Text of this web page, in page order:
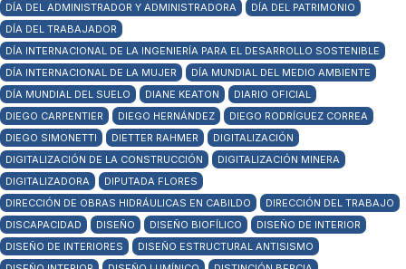
DÍA DEL ADMINISTRADOR Y ADMINISTRADORA
DÍA DEL PATRIMONIO
DÍA DEL TRABAJADOR
DÍA INTERNACIONAL DE LA INGENIERÍA PARA EL DESARROLLO SOSTENIBLE
DÍA INTERNACIONAL DE LA MUJER
DÍA MUNDIAL DEL MEDIO AMBIENTE
DÍA MUNDIAL DEL SUELO
DIANE KEATON
DIARIO OFICIAL
DIEGO CARPENTIER
DIEGO HERNÁNDEZ
DIEGO RODRÍGUEZ CORREA
DIEGO SIMONETTI
DIETTER RAHMER
DIGITALIZACIÓN
DIGITALIZACIÓN DE LA CONSTRUCCIÓN
DIGITALIZACIÓN MINERA
DIGITALIZADORA
DIPUTADA FLORES
DIRECCIÓN DE OBRAS HIDRÁULICAS EN CABILDO
DIRECCIÓN DEL TRABAJO
DISCAPACIDAD
DISEÑO DISEÑO BIOFÍLICO
DISEÑO DE INTERIOR
DISEÑO DE INTERIORES
DISEÑO ESTRUCTURAL ANTISISMO